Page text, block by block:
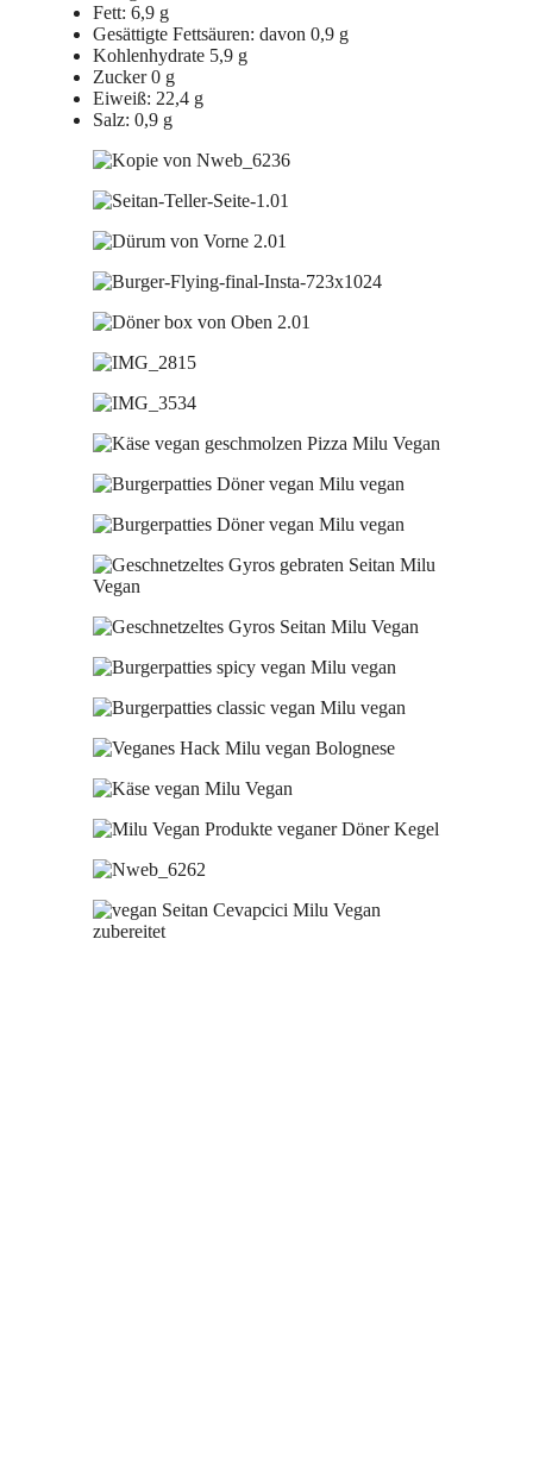
Fett: 6,9 g
Gesättigte Fettsäuren: davon 0,9 g
Kohlenhydrate 5,9 g
Zucker 0 g
Eiweiß: 22,4 g
Salz: 0,9 g